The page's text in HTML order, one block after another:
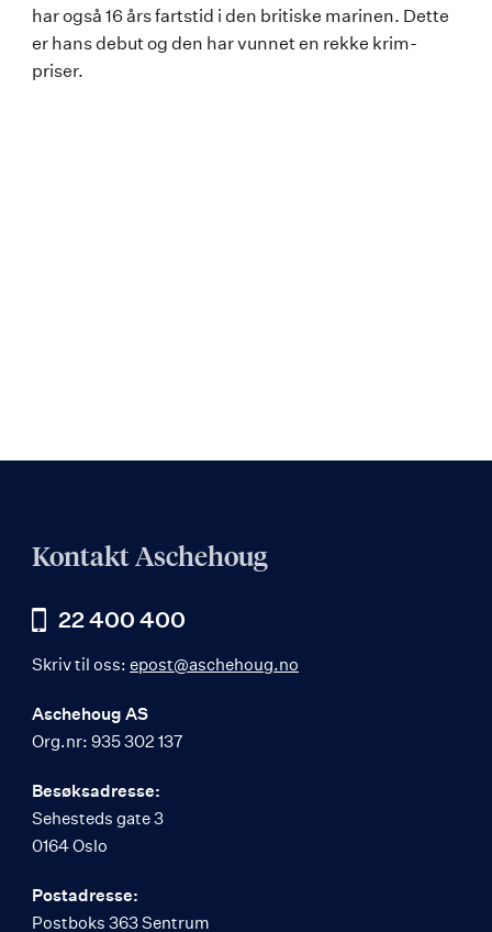
har også 16 års fartstid i den britiske marinen. Dette
er hans debut og den har vunnet en rekke krim-
priser.
Kontakt Aschehoug
22 400 400
Skriv til oss: epost@aschehoug.no
Aschehoug AS
Org.nr: 935 302 137
Besøksadresse:
Sehesteds gate 3
0164 Oslo
Postadresse:
Postboks 363 Sentrum